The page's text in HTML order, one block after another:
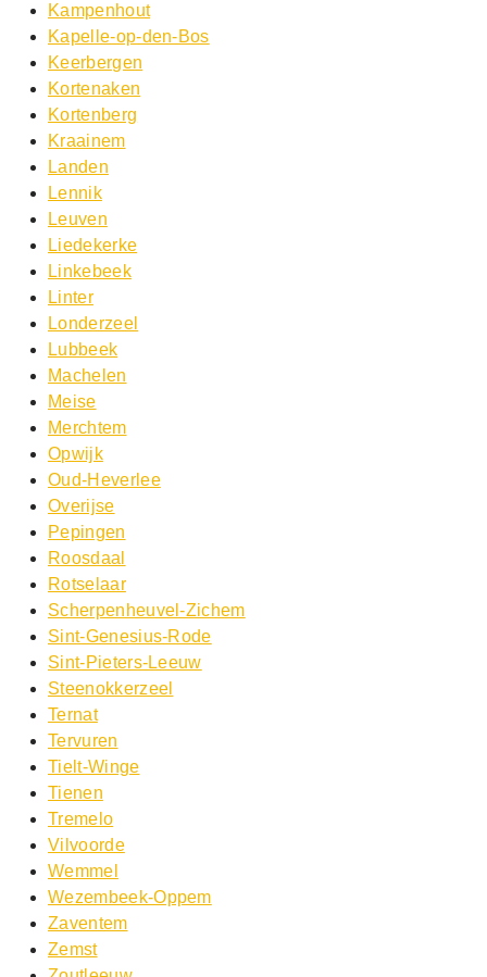
Kampenhout
Kapelle-op-den-Bos
Keerbergen
Kortenaken
Kortenberg
Kraainem
Landen
Lennik
Leuven
Liedekerke
Linkebeek
Linter
Londerzeel
Lubbeek
Machelen
Meise
Merchtem
Opwijk
Oud-Heverlee
Overijse
Pepingen
Roosdaal
Rotselaar
Scherpenheuvel-Zichem
Sint-Genesius-Rode
Sint-Pieters-Leeuw
Steenokkerzeel
Ternat
Tervuren
Tielt-Winge
Tienen
Tremelo
Vilvoorde
Wemmel
Wezembeek-Oppem
Zaventem
Zemst